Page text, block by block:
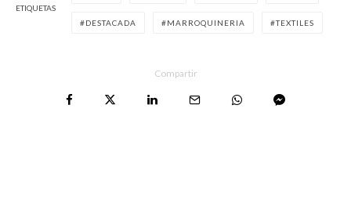
ETIQUETAS
DESTACADA
MARROQUINERIA TEXTILES
Compartir